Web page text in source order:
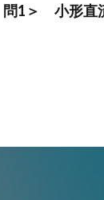
1＞ 小形直